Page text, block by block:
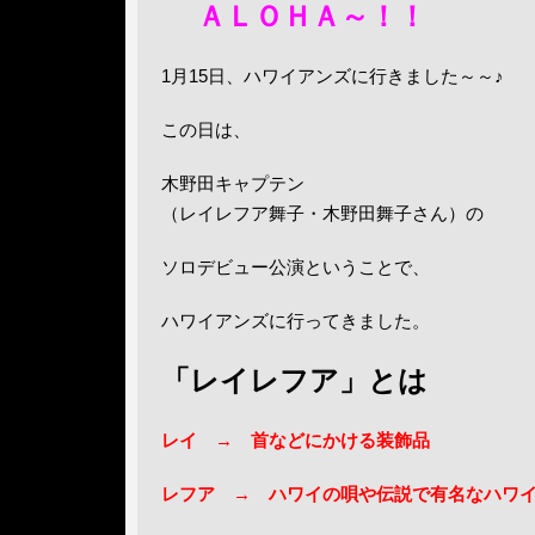
ＡＬＯＨＡ～！！
1月15日、ハワイアンズに行きました～～♪
この日は、
木野田キャプテン
（レイレフア舞子・木野田舞子さん）の
ソロデビュー公演ということで、
ハワイアンズに行ってきました。
「レイレフア」とは
レイ → 首などにかける装飾品
レフア → ハワイの唄や伝説で有名なハワ